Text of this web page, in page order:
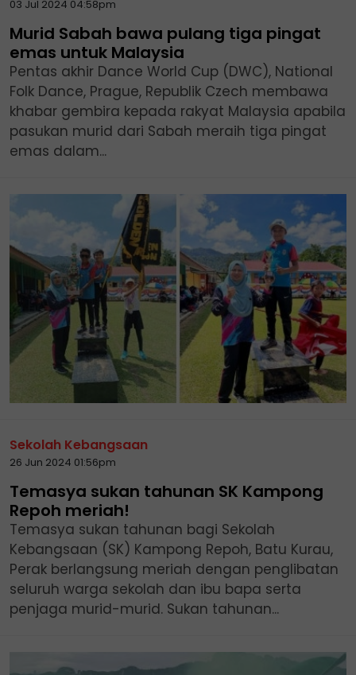
03 Jul 2024 04:58pm
Murid Sabah bawa pulang tiga pingat
emas untuk Malaysia
Pentas akhir Dance World Cup (DWC), National
Folk Dance, Prague, Republik Czech membawa
khabar gembira kepada rakyat Malaysia apabila
pasukan murid dari Sabah meraih tiga pingat
emas dalam...
Sekolah Kebangsaan
26 Jun 2024 01:56pm
Temasya sukan tahunan SK Kampong
Repoh meriah!
Temasya sukan tahunan bagi Sekolah
Kebangsaan (SK) Kampong Repoh, Batu Kurau,
Perak berlangsung meriah dengan penglibatan
seluruh warga sekolah dan ibu bapa serta
penjaga murid-murid. Sukan tahunan...